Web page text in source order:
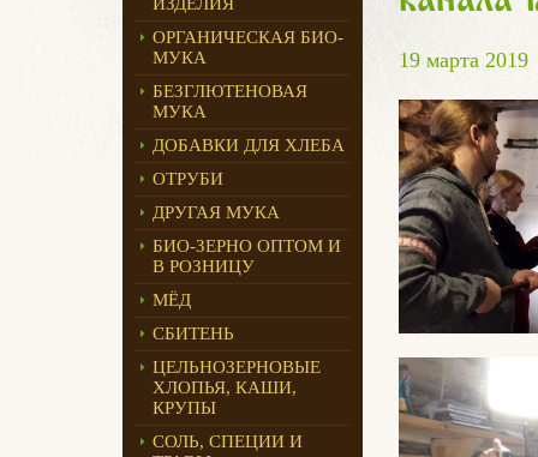
ОРГАНИЧЕСКАЯ БИО-
МУКА
БЕЗГЛЮТЕНОВАЯ
МУКА
ДОБАВКИ ДЛЯ ХЛЕБА
ОТРУБИ
ДРУГАЯ МУКА
БИО-ЗЕРНО ОПТОМ И
В РОЗНИЦУ
МЁД
СБИТЕНЬ
ЦЕЛЬНОЗЕРНОВЫЕ
ХЛОПЬЯ, КАШИ,
КРУПЫ
СОЛЬ, СПЕЦИИ И
19 марта 2019